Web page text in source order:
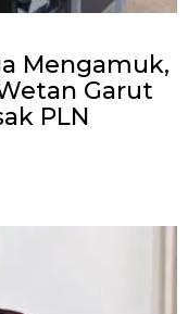
Mengamuk,
Garut
PLN